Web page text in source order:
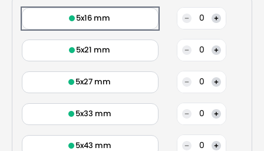
5x16 mm 0
5x21 mm 0
5x27 mm 0
5x33 mm 0
5x43 mm 0